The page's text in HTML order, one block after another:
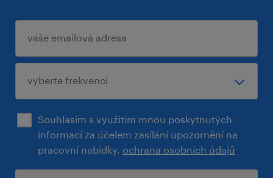
Souhlasím s využitím mnou poskytnutých
informací za účelem zasílání upozornění na
pracovní nabídky. ochrana osobních údajů